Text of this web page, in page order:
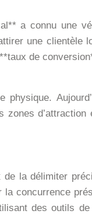
a connu une
une clientèle
de
physique.
d’attraction
la délimiter
concurrence
des outils